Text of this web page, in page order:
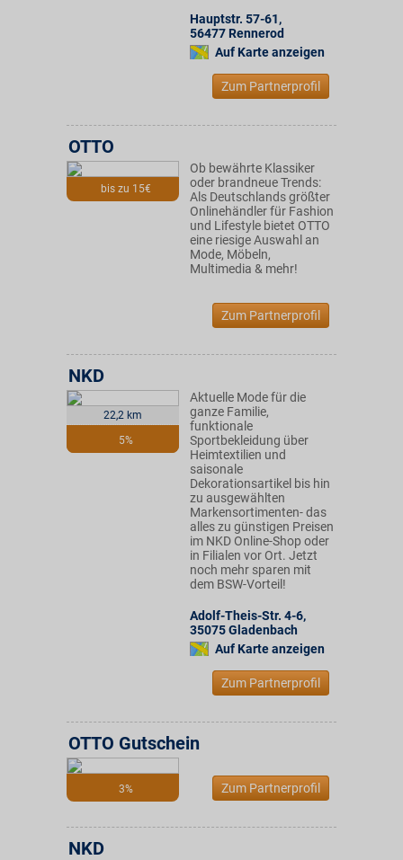
Hauptstr. 57-61,
56477 Rennerod
Auf Karte anzeigen
Zum Partnerprofil
bis zu 15€
OTTO
Ob bewährte Klassiker
oder brandneue Trends:
Als Deutschlands größter
Onlinehändler für Fashion
und Lifestyle bietet OTTO
eine riesige Auswahl an
Mode, Möbeln,
Multimedia & mehr!
Zum Partnerprofil
22,2 km
5%
NKD
Aktuelle Mode für die
ganze Familie,
funktionale
Sportbekleidung über
Heimtextilien und
saisonale
Dekorationsartikel bis hin
zu ausgewählten
Markensortimenten- das
alles zu günstigen Preisen
im NKD Online-Shop oder
in Filialen vor Ort. Jetzt
noch mehr sparen mit
dem BSW-Vorteil!
Adolf-Theis-Str. 4-6,
35075Gladenbach
Auf Karte anzeigen
Zum Partnerprofil
3%
OTTO Gutschein
Zum Partnerprofil
NKD